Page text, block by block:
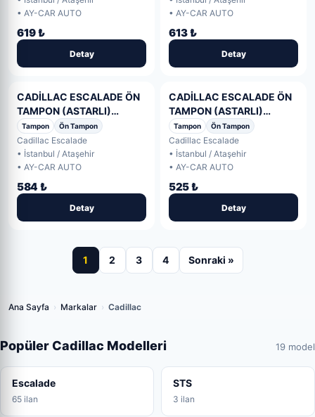
• AY-CAR AUTO
619 ₺
Detay
• AY-CAR AUTO
613 ₺
Detay
CADİLLAC ESCALADE ÖN
TAMPON (ASTARLI)
1.KALİTE İTHAL!!! 2015-
(12. Adet)
Tampon Ön Tampon
Cadillac Escalade
• İstanbul / Ataşehir
• AY-CAR AUTO
584 ₺
Detay
CADİLLAC ESCALADE ÖN
TAMPON (ASTARLI)
1.KALİTE İTHAL!!! 2015-
(11. Adet)
Tampon Ön Tampon
Cadillac Escalade
• İstanbul / Ataşehir
• AY-CAR AUTO
525 ₺
Detay
1 2 3 4 Sonraki »
Ana Sayfa › Markalar › Cadillac
Popüler Cadillac Modelleri 19 model
Escalade
65 ilan
STS
3 ilan